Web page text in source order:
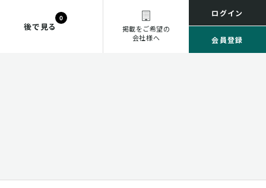
後で見る
0
掲載をご希望の
会社様へ
ログイン
会員登録